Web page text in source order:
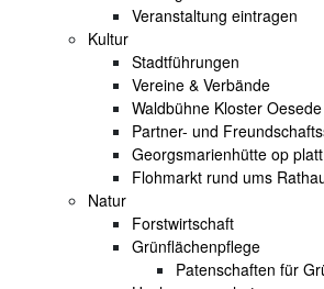
Veranstaltung eintragen
Kultur
Stadtführungen
Vereine & Verbände
Waldbühne Kloster Oesede
Partner- und
Georgsmarienhütte op platt
Flohmarkt rund ums
Natur
Forstwirtschaft
Grünflächenpflege
Patenschaften für